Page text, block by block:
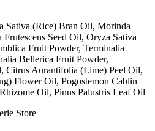
Sativa (Rice) Bran Oil, Morinda
Seed Oil, Oryza Sativa
Fruit Powder, Terminalia
Bellerica Fruit Powder,
Citrus Aurantifolia (Lime) Peel Oil,
Flower Oil, Pogostemon Cablin
Oil, Pinus Palustris Leaf Oil
Store